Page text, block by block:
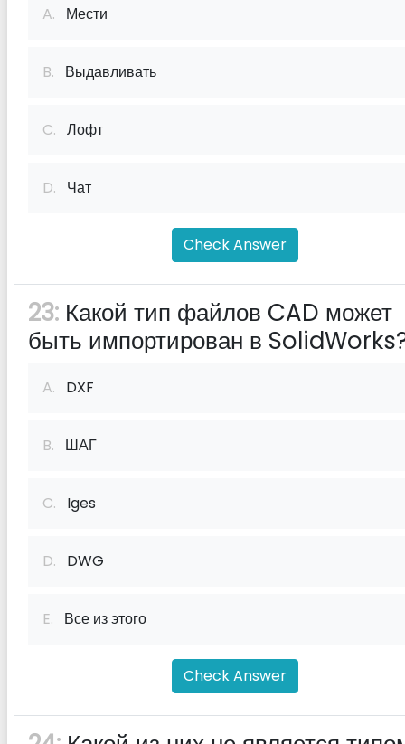
A. Мести
B. Выдавливать
C. Лофт
D. Чат
Check Answer
23: Какой тип файлов CAD может
быть импортирован в
A. DXF
B. ШАГ
C. Iges
D. DWG
E. Все из этого
Check Answer